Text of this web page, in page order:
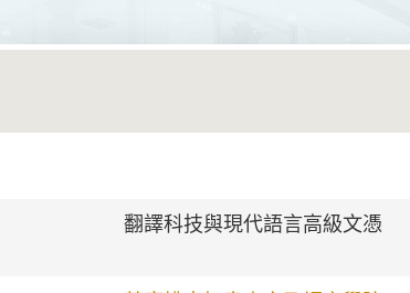
翻譯科技與現代語言高級文憑